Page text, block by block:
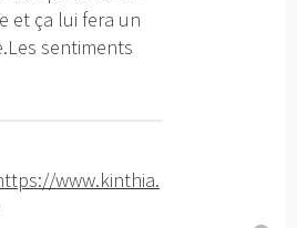
et ça lui fera un
sentiments
www.kinthia.